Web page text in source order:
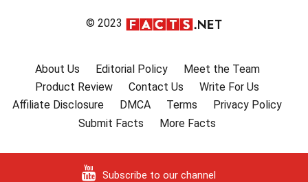
© 2023
About Us Editorial Policy
Meet the Team
Product Review
Contact Us
Write For Us
Affiliate Disclosure
DMCA Terms
Privacy Policy
Submit Facts
More Facts
Subscribe to our channel